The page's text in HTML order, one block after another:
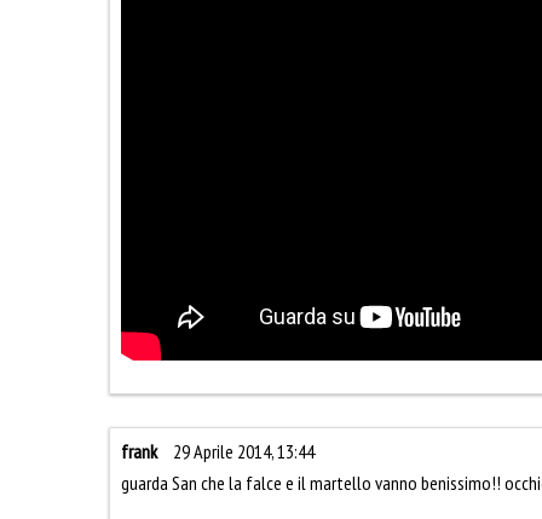
frank
29 Aprile 2014, 13:44
guarda San che la falce e il martello vanno benissimo!!